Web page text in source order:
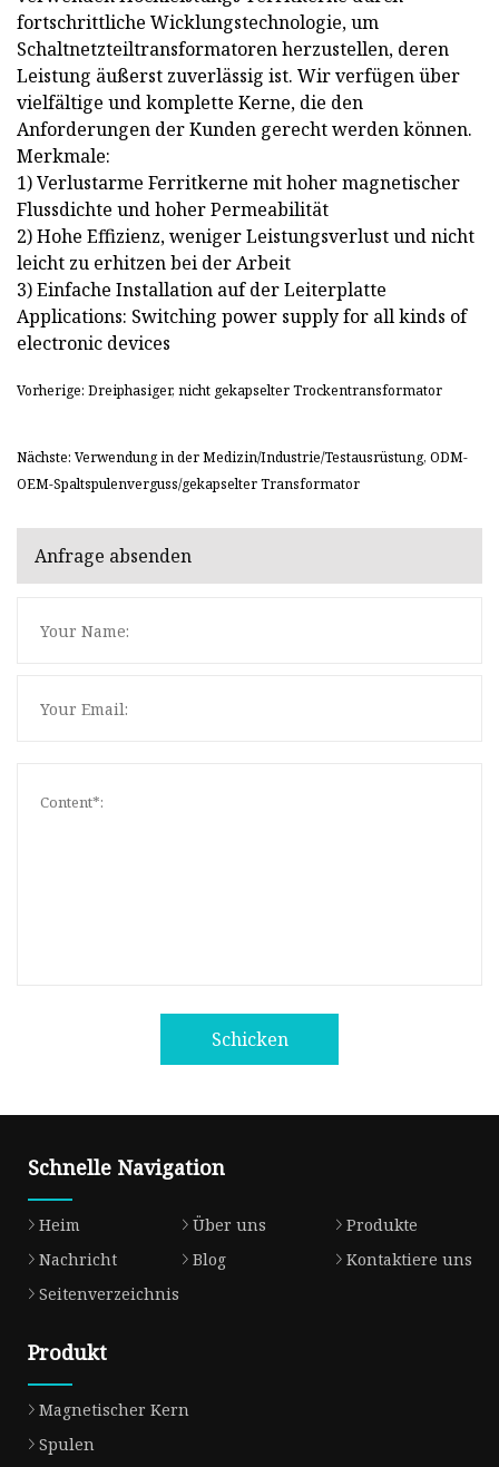
fortschrittliche Wicklungstechnologie, um
Schaltnetzteiltransformatoren herzustellen, deren
Leistung äußerst zuverlässig ist. Wir verfügen über
vielfältige und komplette Kerne, die den
Anforderungen der Kunden gerecht werden können.
Merkmale:
1) Verlustarme Ferritkerne mit hoher magnetischer
Flussdichte und hoher Permeabilität
2) Hohe Effizienz, weniger Leistungsverlust und nicht
leicht zu erhitzen bei der Arbeit
3) Einfache Installation auf der Leiterplatte
Applications: Switching power supply for all kinds of
electronic devices
Vorherige: Dreiphasiger, nicht gekapselter Trockentransformator
Nächste: Verwendung in der Medizin/Industrie/Testausrüstung, ODM-
OEM-Spaltspulenverguss/gekapselter Transformator
Anfrage absenden
Schicken
Schnelle Navigation
Heim Über uns
Produkte
Nachricht
Blog
Kontaktiere uns
Seitenverzeichnis
Produkt
Magnetischer Kern
Spulen